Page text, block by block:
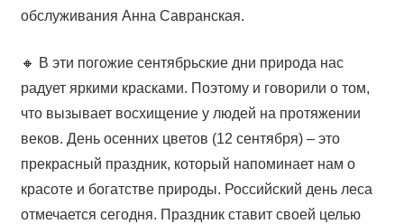
обслуживания Анна Савранская.
🔸 В эти погожие сентябрьские дни природа нас
радует яркими красками. Поэтому и говорили о том,
что вызывает восхищение у людей на протяжении
веков. День осенних цветов (12 сентября) – это
прекрасный праздник, который напоминает нам о
красоте и богатстве природы. Российский день леса
отмечается сегодня. Праздник ставит своей целью